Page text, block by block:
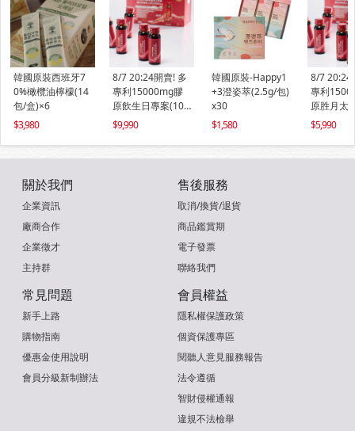
韓國原裝西班牙7
0%橄欖油檸檬(14
包/盒)×6
3,980
8/7 20:24開賣! 多
專利15000mg膠
原飲生日專案(10
瓶/盒)×7
9,990
韓國原裝-Happy1
+3澄姿萃(2.5g/包)
x30
1,580
8/7 20:24
專利
原胜月太
盒)×3盒
5,990
關於我們
企業資訊
廠商合作
企業徵才
主持群
售後服務
取消/換貨/退貨
商品鑑賞期
電子發票
聯絡我們
常見問題
新手上路
購物指南
優惠金使用說明
會員分級新制辦法
會員權益
隱私權保護政策
個資保護專區
閱聽人意見服務報告
法令遵循
智財侵權通報
違規不法檢舉